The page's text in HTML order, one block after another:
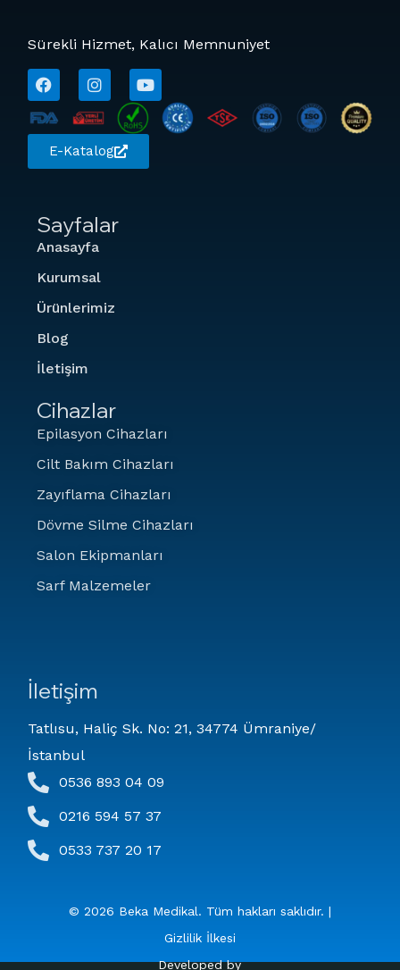
Sürekli Hizmet, Kalıcı Memnuniyet
E-Katalog
Sayfalar
Anasayfa
Kurumsal
Ürünlerimiz
Blog
İletişim
Cihazlar
Epilasyon Cihazları
Cilt Bakım Cihazları
Zayıflama Cihazları
Dövme Silme Cihazları
Salon Ekipmanları
Sarf Malzemeler
İletişim
Tatlısu, Haliç Sk. No: 21, 34774 Ümraniye/
İstanbul
0536 893 04 09
0216 594 57 37
0533 737 20 17
© 2026 Beka Medikal. Tüm hakları saklıdır. |
Gizlilik İlkesi
Developed by